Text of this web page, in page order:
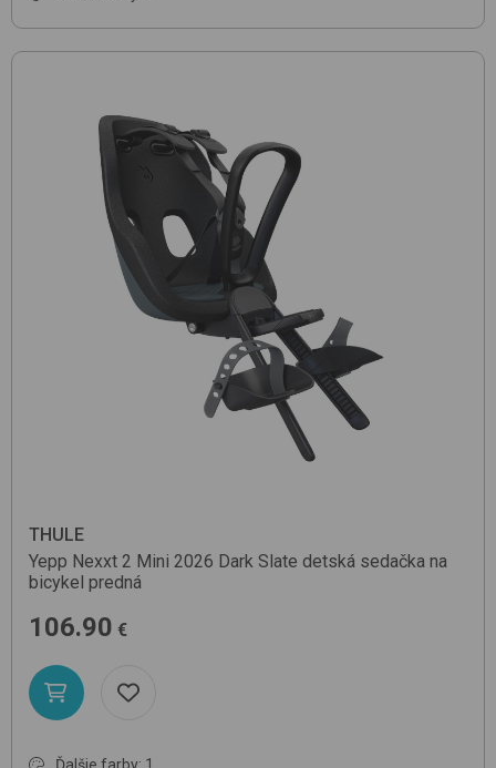
THULE
Yepp Nexxt 2 Mini 2026 Dark Slate detská sedačka na
bicykel predná
106.90 €